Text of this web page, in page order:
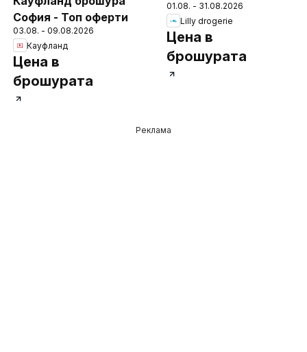
София - Топ оферти
03.08. - 09.08.2026
Кауфланд
Цена в
брошурата
Лили Дрогерие
01.08. - 31.08.2026
Lilly drogerie
Цена в
брошурата
Реклама